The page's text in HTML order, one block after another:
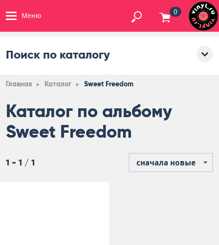
Меню 0
Поиск по каталогу
Главная Каталог Sweet Freedom
Каталог по альбому
Sweet Freedom
1 - 1 / 1 сначала новые